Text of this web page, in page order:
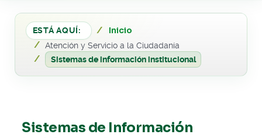
ESTÁ AQUÍ: Inicio
Atención y Servicio a la Ciudadanía
Sistemas de información institucional
Sistemas de Información